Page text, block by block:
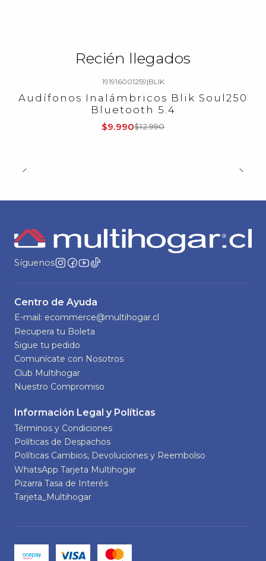
Recién llegados
-23%OFF
191916001259|BLIK
Audífonos Inalámbricos Blik Soul250
Bluetooth 5.4
$9.990$12.990
Síguenos
Centro de Ayuda
E-mail: ecommerce@multihogar.cl
Recupera tu Boleta
Sigue tu pedido
Comunícate con Nosotros
Club Multihogar
Nuestro Compromiso
Información Legal y Políticas
Términos y Condiciones
Políticas de Despachos
Políticas Cambios, Devoluciones y Reembolso
WhatsApp Tarjeta Multihogar
Pizarra Tasa de Interés
Tarjeta_Multihogar